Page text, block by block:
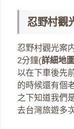
忍野村觀
忍野村觀光案
2分鐘(詳細地圖
以在下車後先
的時候還有個
之下知道我們
去台灣旅遊多